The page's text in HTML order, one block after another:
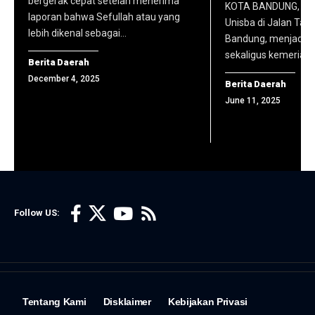
S.Ag.,
M.Irk.,
serta
jajaran
(foto:
komhumas
unisba)
dikurasi
dan
dilisensikan
secara
masing
bagian
dari
laporan bahwa Sefullah atau yang
lebih dikenal sebagai…
Berita Daerah
December 4, 2025
KOTA BANDUNG,
Unisba di Jalan
Bandung, menjadi
sekaligus
Berita Daerah
June 11, 2025
Follow US:
Tentang Kami Disklaimer
Kebijakan Privasi